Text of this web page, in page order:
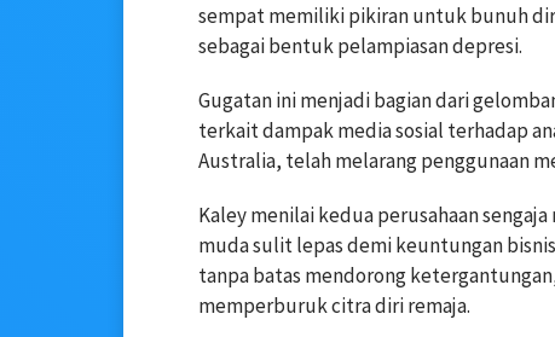
sempat memiliki pikiran untuk bunuh
sebagai bentuk pelampiasan depresi.
Gugatan ini menjadi bagian dari
terkait dampak media sosial terhadap
Australia, telah melarang penggunaan
Kaley menilai kedua perusahaan
muda sulit lepas demi keuntungan
tanpa batas mendorong
memperburuk citra diri remaja.